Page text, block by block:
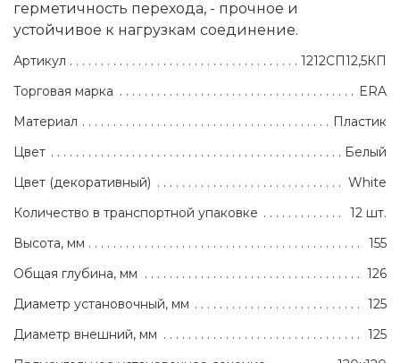
герметичность перехода, - прочное и
устойчивое к нагрузкам соединение.
Артикул
1212СП12,5КП
Торговая марка
ERA
Материал
Пластик
Цвет
Белый
Цвет (декоративный)
White
Количество в транспортной упаковке
12 шт.
Высота, мм
155
Общая глубина, мм
126
Диаметр установочный, мм
125
Диаметр внешний, мм
125